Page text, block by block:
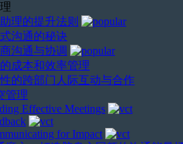
理的提升法则
沟通的秘诀
沟通与协调
成本和效率管理
的跨部门人际互动与合作
管理
Effective Meetings
for Impact